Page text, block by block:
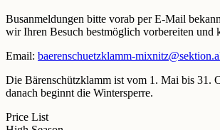
Busanmeldungen bitte vorab per E-Mail
wir Ihren Besuch bestmöglich vorbereiten und
Email: baerenschuetzklamm-
Die Bärenschützklamm ist vom 1. Mai bis 31.
danach beginnt die Wintersperre.
Price List